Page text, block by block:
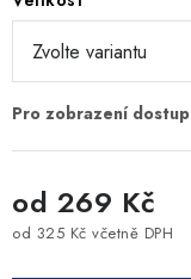
od 269 Kč
od 325 Kč včetně DPH